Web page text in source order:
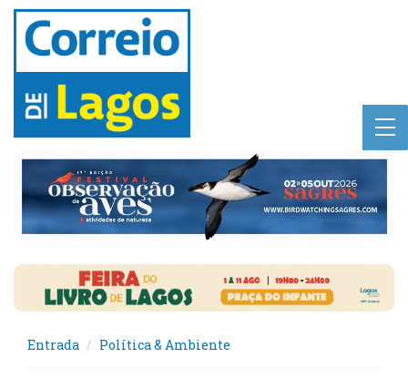
Entrada Política & Ambiente